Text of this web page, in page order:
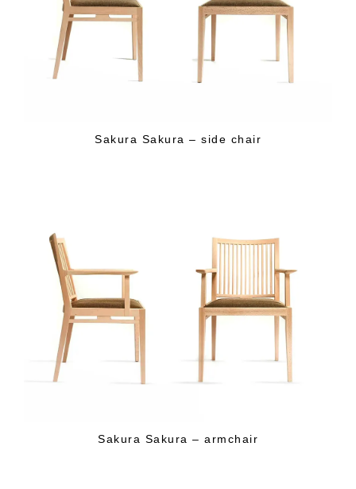
Sakura Sakura – side chair
Sakura Sakura – armchair